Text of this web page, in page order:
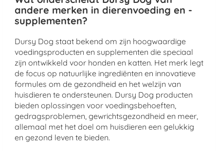
andere merken in dierenvoeding en -
supplementen?
Dursy Dog staat bekend om zijn hoogwaardige
voedingsproducten en supplementen die speciaal
zijn ontwikkeld voor honden en katten. Het merk legt
de focus op natuurlijke ingrediënten en innovatieve
formules om de gezondheid en het welzijn van
huisdieren te ondersteunen. Dursy Dog producten
bieden oplossingen voor voedingsbehoeften,
gedragsproblemen, gewrichtsgezondheid en meer,
allemaal met het doel om huisdieren een gelukkig
en gezond leven te bieden.